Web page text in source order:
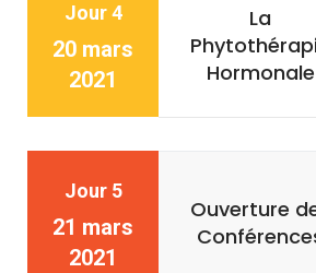
Jour 4
20 mars
2021
La
Hormonale
Jour 5
21 mars
2021
Ouverture